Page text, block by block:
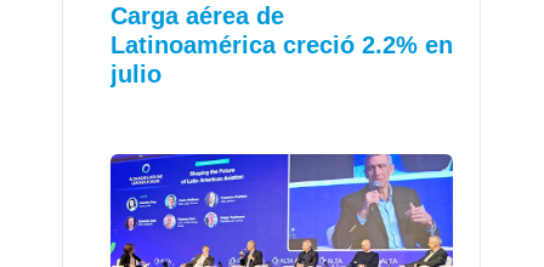
Carga aérea de
Latinoamérica creció 2.2% en
julio